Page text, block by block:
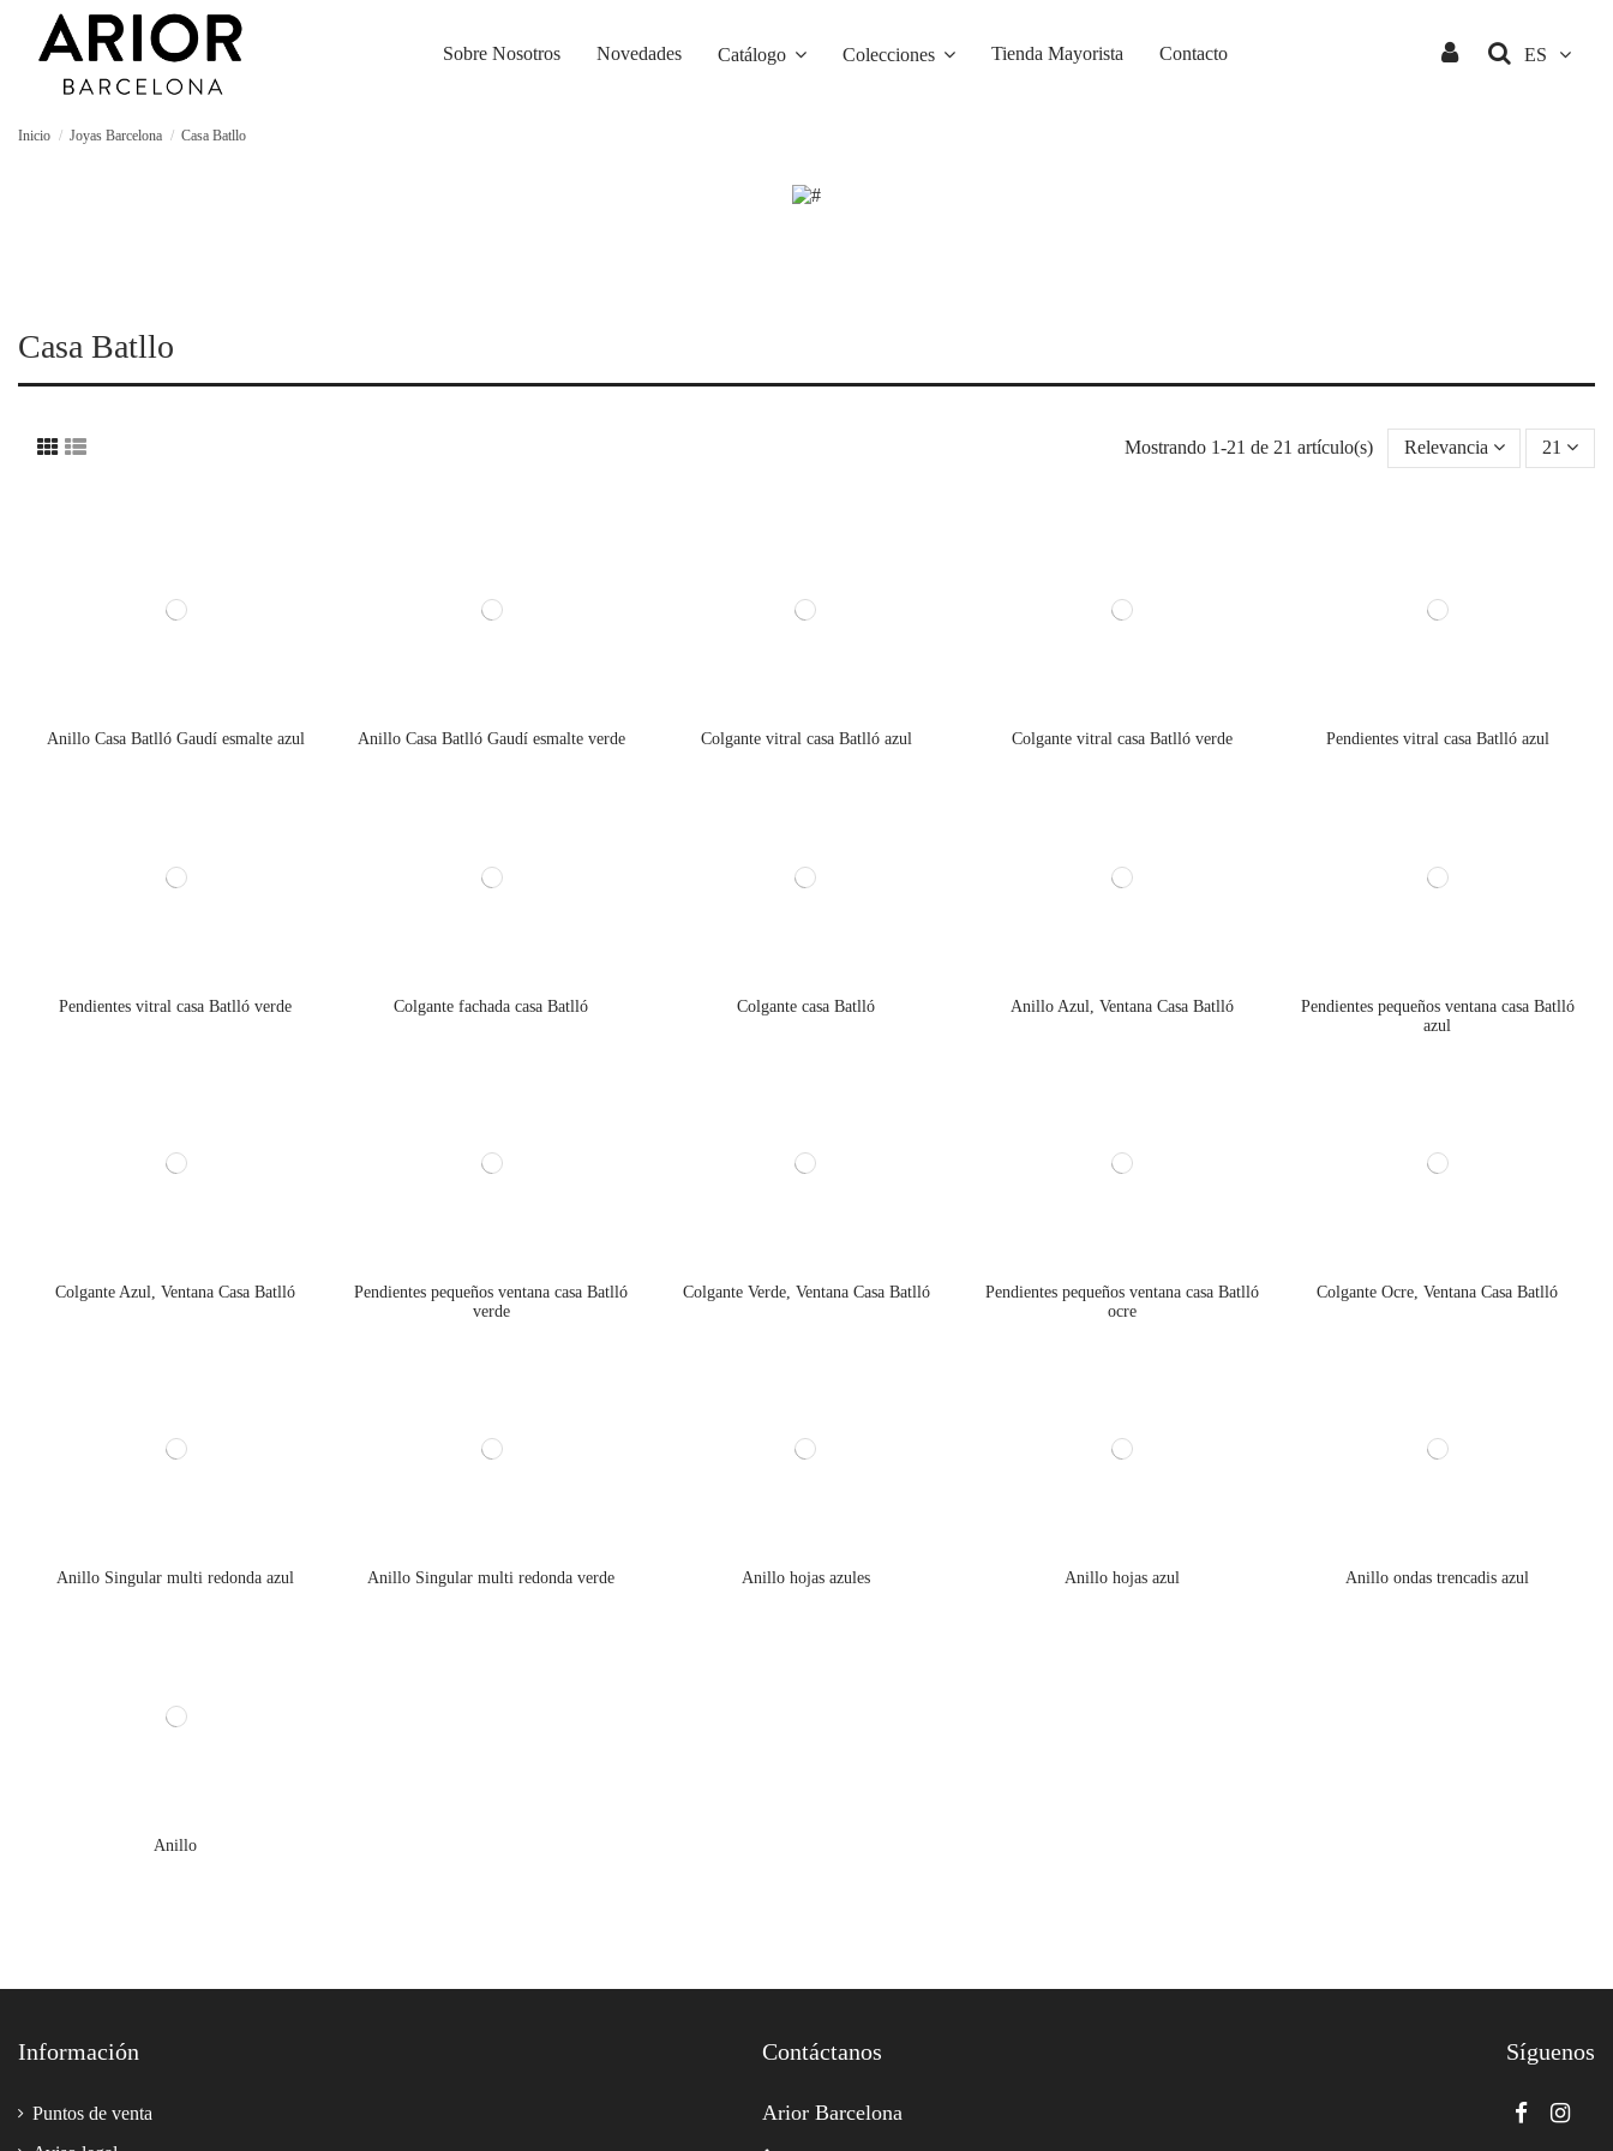
Sobre Nosotros Novedades Catálogo Colecciones Tienda Mayorista Contacto ES
Inicio Joyas Barcelona Casa Batllo
Casa Batllo
Mostrando 1-21 de 21 artículo(s) Relevancia 21
Anillo Casa Batlló Gaudí esmalte azul Anillo Casa Batlló Gaudí esmalte verde Colgante vitral casa Batlló azul Colgante vitral casa Batlló verde Pendientes vitral casa Batlló azul
Pendientes vitral casa Batlló verde Colgante fachada casa Batlló Colgante casa Batlló Anillo Azul, Ventana Casa Batlló
Pendientes pequeños ventana casa Batlló
azul
Colgante Azul, Ventana Casa Batlló
Pendientes pequeños ventana casa Batlló
verde
Colgante Verde, Ventana Casa Batlló
Pendientes pequeños ventana casa Batlló
ocre
Colgante Ocre, Ventana Casa Batlló
Anillo Singular multi redonda azul Anillo Singular multi redonda verde Anillo hojas azules Anillo hojas azul Anillo ondas trencadis azul
Anillo
Información
Puntos de venta
Contáctanos
Arior Barcelona
Síguenos